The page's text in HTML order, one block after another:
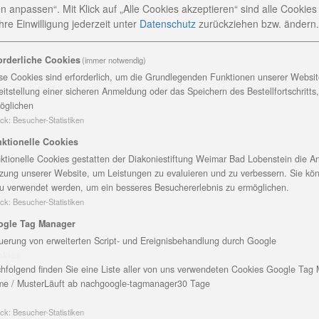
der Deutschen Fernsehlotterie und der
für Wurzbach und Umgebung eröffnet - ein lange
und den umliegenden Dörfern in Alltagsfragen zur
wie möglich zu Hause leben zu können, wurden
des mobilen Seniorenbüros entwickelt und
zu allen Lebenssituationen im Alter (z.B.
Veranstaltungen), Vernetzung und Nutzung von
bei Formalitäten (z.B. Pflegekasse, MDK) sowie die
im und am Haus.
Eröffnung in das Rathaus geladen. Neben Dr. Klaus
Bürger aus Wurzbach, Peter Oppel, als Vertreter des
Orla-Kreis, Remptendorfs Bürgermeister
Gebhardt, Geschäftsbereichsleiter Altenhilfe der
Steinbock als die Ansprechpartnerin vor und
Angebot, das nun Johanna Steinbock mit
Wurzbach ein Haus für Senioren. Im Herbst 2019
anpassen“. Mit Klick auf „Alle Cookies akzeptieren“ sind alle
Einwilligung jederzeit unter Datenschutz zurückziehen bzw. ändern.
Cookies(immer notwendig)
Cookies sind erforderlich, um die Grundlegenden Funktionen unserer
einer sicheren Anmeldung oder das Speichern des
: Besucher-Statistiken
Cookies
Cookies gestatten der Diakoniestiftung Weimar Bad Lobenstein die
unserer Website, um Leistungen zu evaluieren und zu verbessern. Sie
verwendet werden, um ein besseres Besuchererlebnis zu ermöglichen.
: Besucher-Statistiken
Tag Manager
von erweiterten Script- und Ereignisbehandlung durch Google
finden Sie eine Liste aller von uns verwendeten Cookies Google Tag
/ MusterLäuft ab nachgoogle-tagmanager30 Tage
: Besucher-Statistiken